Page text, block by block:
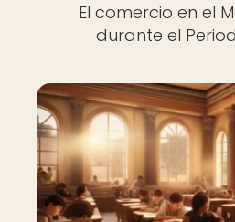
El comercio en el
durante el